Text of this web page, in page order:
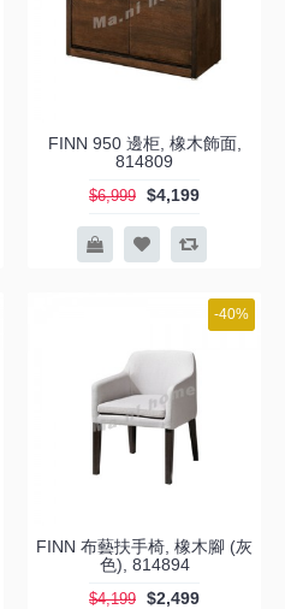
FINN 950 邊柜, 橡木飾面,
814809
$6,999 $4,199
-40%
FINN 布藝扶手椅, 橡木腳 (灰
色), 814894
$4,199 $2,499